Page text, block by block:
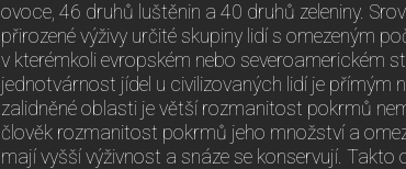
ovoce, 46 druhů luštěnin a 40 druhů zeleniny.
přirozené výživy určité skupiny lidí s omezeným
v kterémkoli evropském nebo severoamerickém
jednotvárnost jídel u civilizovaných lidí je přímým
zalidněné oblasti je větší rozmanitost pokrmů
člověk rozmanitost pokrmů jeho množství a
mají vyšší výživnost a snáze se konservují. Takto